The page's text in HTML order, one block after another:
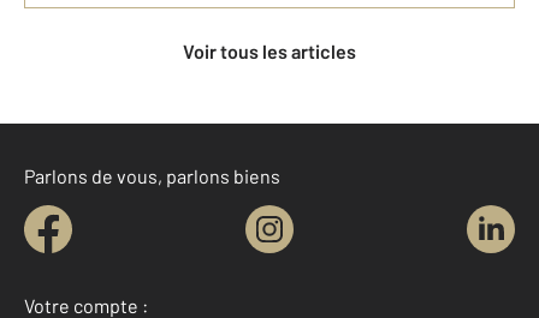
Voir tous les articles
Parlons de vous, parlons biens
Votre compte :